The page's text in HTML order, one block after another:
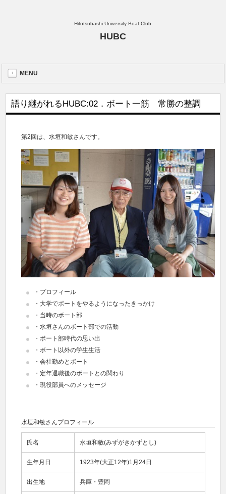
Hitotsubashi University Boat Club
HUBC
MENU
語り継がれるHUBC:02．ボート一筋 常勝の整調
第2回は、水垣和敏さんです。
・プロフィール
・大学でボートをやるようになったきっかけ
・当時のボート部
・水垣さんのボート部での活動
・ボート部時代の思い出
・ボート以外の学生生活
・会社勤めとボート
・定年退職後のボートとの関わり
・現役部員へのメッセージ
水垣和敏さんプロフィール
氏名 水垣和敏(みずがきかずとし)
生年月日 1923年(大正12年)1月24日
出生地 兵庫・豊岡